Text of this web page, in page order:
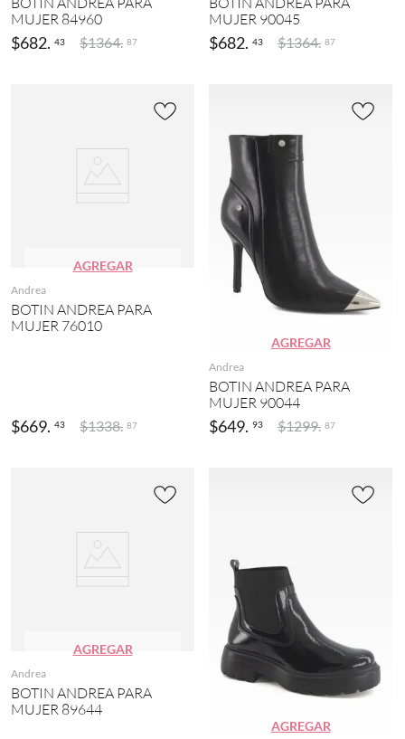
MUJER 84960
$682. 43 $1364. 87
MUJER 90045
$682. 43 $1364. 87
AGREGAR
Andrea
BOTIN ANDREA PARA
MUJER 76010
$669. 43 $1338. 87
AGREGAR
Andrea
BOTIN ANDREA PARA
MUJER 90044
$649. 93 $1299. 87
AGREGAR
Andrea
BOTIN ANDREA PARA
MUJER 89644
AGREGAR